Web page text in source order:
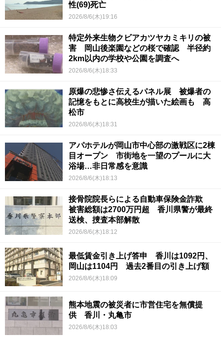
性(69)死亡
2026/8/6(木)19:16
特定外来生物クビアカツヤカミキリの被
害 岡山後楽園などの桜で確認 半径約
2km以内の学校や公園を調査へ
2026/8/6(木)18:33
原爆の悲惨さ伝えるパネル展 被爆者の
記憶をもとに高校生が描いた絵画も 高
松市
2026/8/6(木)18:31
アパホテルが岡山市中心部の激戦区に2棟
目オープン 市街地を一望のプールに大
浴場…非日常感を意識
2026/8/6(木)18:13
接骨院院長らによる自動車保険金詐欺
被害総額は2700万円超 香川県警が最終
送検、捜査本部解散
2026/8/6(木)18:12
最低賃金引き上げ答申 香川は1092円、
岡山は1104円 過去2番目の引き上げ額
2026/8/6(木)18:09
熊本地震の被災者に市営住宅を無償提
供 香川・丸亀市
2026/8/6(木)18:03